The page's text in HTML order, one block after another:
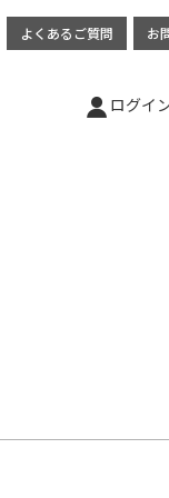
ログイ
よくあるご質問 お